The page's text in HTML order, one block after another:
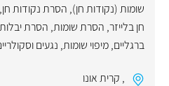
שומות (נקודות חן), הסרת נקודות חן,
חן בלייזר, הסרת שומות, הסרת יבלות
ברגליים,מיפוי שומות, נגעים
, קרית אונו